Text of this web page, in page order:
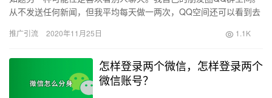
从不发送任何新闻，但我平均每天做一两次，QQ空间还可以看到去
推广引流 2020年11月25日 1.1K
怎样登录两个微信，怎样登录两个
微信账号？